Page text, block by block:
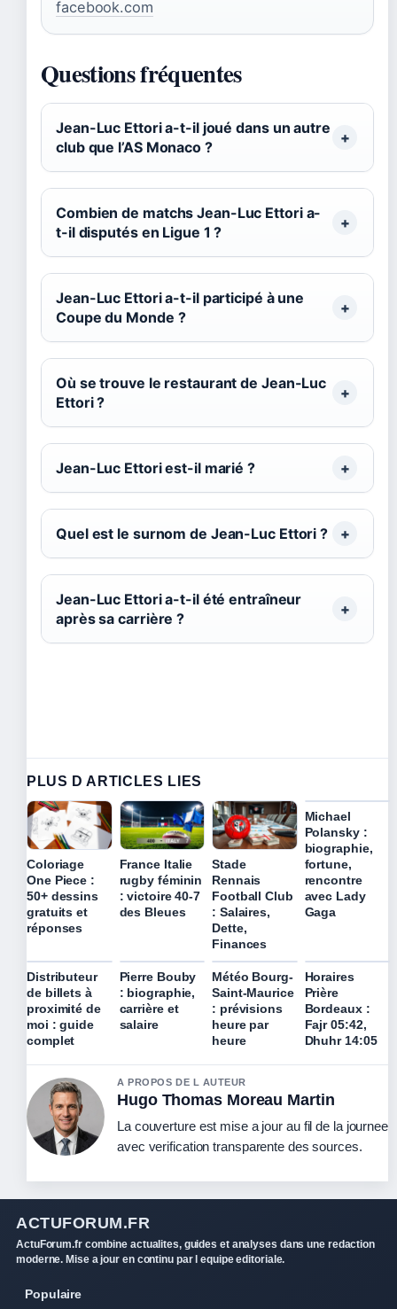
facebook.com
Questions fréquentes
Jean-Luc Ettori a-t-il joué dans un autre
club que l’AS Monaco ?
Combien de matchs Jean-Luc Ettori a-
t-il disputés en Ligue 1 ?
Jean-Luc Ettori a-t-il participé à une
Coupe du Monde ?
Où se trouve le restaurant de Jean-Luc
Ettori ?
Jean-Luc Ettori est-il marié ?
Quel est le surnom de Jean-Luc Ettori ?
Jean-Luc Ettori a-t-il été entraîneur
après sa carrière ?
PLUS D ARTICLES LIES
Coloriage
One Piece :
50+ dessins
gratuits et
réponses
France Italie
rugby féminin
: victoire 40-7
des Bleues
Stade
Rennais
Football Club
: Salaires,
Dette,
Finances
Michael
Polansky :
biographie,
fortune,
rencontre
avec Lady
Gaga
Distributeur
de billets à
proximité de
moi : guide
complet
Pierre Bouby
: biographie,
carrière et
salaire
Météo Bourg-
Saint-Maurice
: prévisions
heure par
heure
Horaires
Prière
Bordeaux :
Fajr 05:42,
Dhuhr 14:05
A PROPOS DE L AUTEUR
Hugo Thomas Moreau Martin
La couverture est mise a jour au fil de la journee
avec verification transparente des sources.
ACTUFORUM.FR
ActuForum.fr combine actualites, guides et analyses dans une redaction
moderne. Mise a jour en continu par l equipe editoriale.
Populaire